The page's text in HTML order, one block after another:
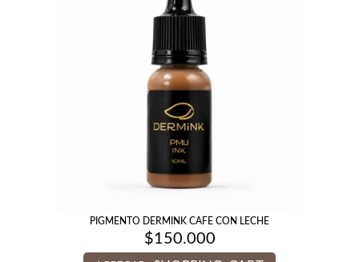
PIGMENTO DERMINK CAFE CON LECHE
$150.000